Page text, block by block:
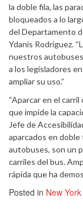
la doble fila, las
bloqueados a lo
del Departamento
Ydanis Rodríguez.
nuestros
a los legisladores
ampliar su uso.”
“Aparcar en el
que impide la
Jefe de
aparcados en doble
autobuses, son un
carriles del bus.
rápida que ha
Posted in New York